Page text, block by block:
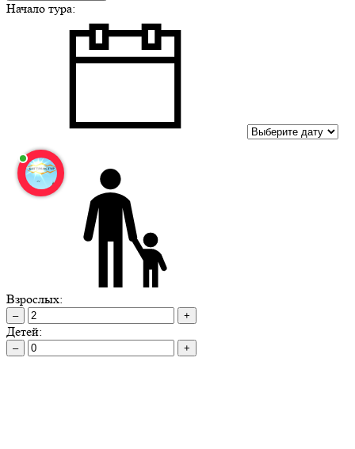
Начало тура:
Взрослых:
– +
Детей:
– +